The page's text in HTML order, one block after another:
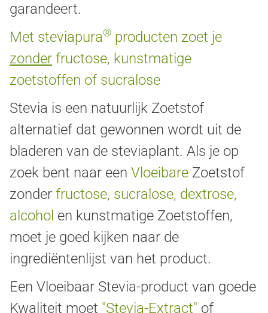
garandeert.
Met steviapura® producten zoet je
zonder fructose, kunstmatige
zoetstoffen of sucralose
Stevia is een natuurlijk Zoetstof
alternatief dat gewonnen wordt uit de
bladeren van de steviaplant. Als je op
zoek bent naar een Vloeibare Zoetstof
zonder fructose, sucralose, dextrose,
alcohol en kunstmatige Zoetstoffen,
moet je goed kijken naar de
ingrediëntenlijst van het product.
Een Vloeibaar Stevia-product van goede
Kwaliteit moet "Stevia-Extract" of